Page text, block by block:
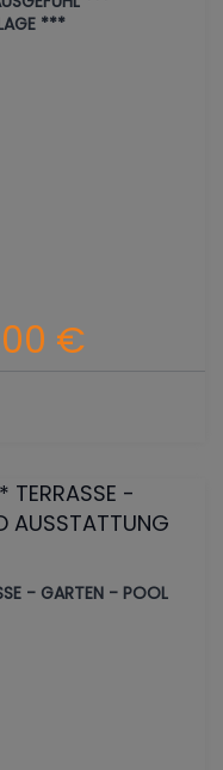
***
€
- GARTEN - POOL